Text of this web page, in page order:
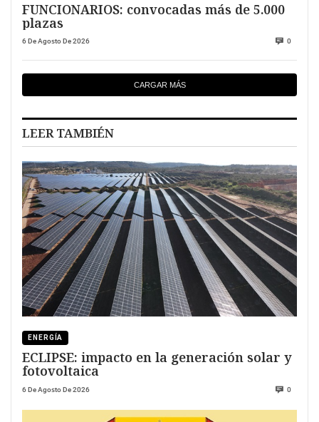
FUNCIONARIOS: convocadas más de 5.000
plazas
6 De Agosto De 2026 0
CARGAR MÁS
LEER TAMBIÉN
ENERGÍA
ECLIPSE: impacto en la generación solar y
fotovoltaica
6 De Agosto De 2026 0